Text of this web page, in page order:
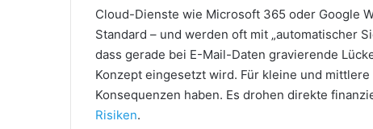
Cloud-Dienste wie Microsoft 365 oder Google
Standard – und werden oft mit „automatischer
dass gerade bei E-Mail-Daten gravierende
Konzept eingesetzt wird. Für kleine und
Konsequenzen haben. Es drohen direkte
Risiken.